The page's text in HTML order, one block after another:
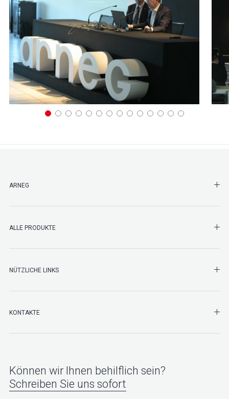
ARNEG
ALLE PRODUKTE
NÜTZLICHE LINKS
KONTAKTE
Können wir Ihnen behilflich sein?
Schreiben Sie uns sofort